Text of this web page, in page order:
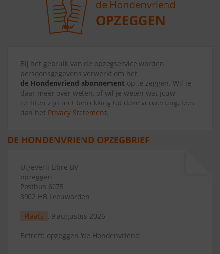
Bij het gebruik van de opzegservice worden
persoonsgegevens verwerkt om het
de Hondenvriend abonnement op te zeggen. Wil je
daar meer over weten, of wil je weten wat jouw
rechten zijn met betrekking tot deze verwerking, lees
dan het Privacy Statement.
DE HONDENVRIEND OPZEGBRIEF
Uigeverij Libre BV
opzeggen
Postbus 6075
8902 HB Leeuwarden
Plaats , 9 augustus 2026
Betreft: opzeggen 'de Hondenvriend'